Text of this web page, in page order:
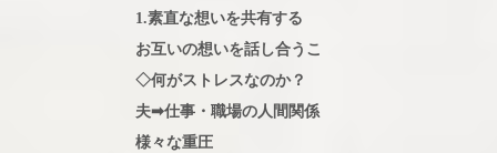
1.素直な想いを共有する
お互いの想いを話し合うこ
◇何がストレスなのか？
夫➡仕事・職場の人間関係
様々な重圧